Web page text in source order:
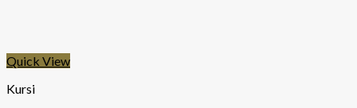
Quick View
Kursi